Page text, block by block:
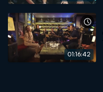
01:16:42